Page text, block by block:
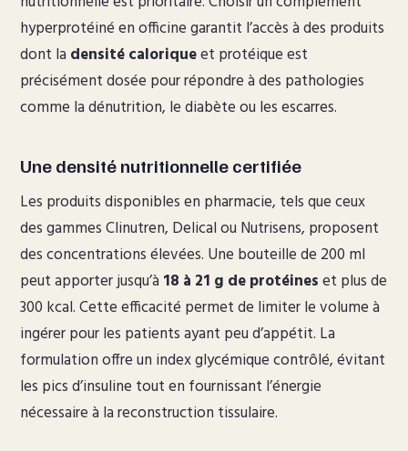
hyperprotéiné en officine garantit l’accès à des produits
dont la densité caloriqueet protéique est
précisément dosée pour répondre à des pathologies
comme la dénutrition, le diabète ou les escarres.
Une densité nutritionnelle certifiée
Les produits disponibles en pharmacie, tels que ceux
des gammes Clinutren, Delical ou Nutrisens, proposent
des concentrations élevées. Une bouteille de 200 ml
peut apporter jusqu’à 18 à 21 g de protéineset plus de
300 kcal. Cette efficacité permet de limiter le volume à
ingérer pour les patients ayant peu d’appétit. La
formulation offre un index glycémique contrôlé, évitant
les pics d’insuline tout en fournissant l’énergie
nécessaire à la reconstruction tissulaire.